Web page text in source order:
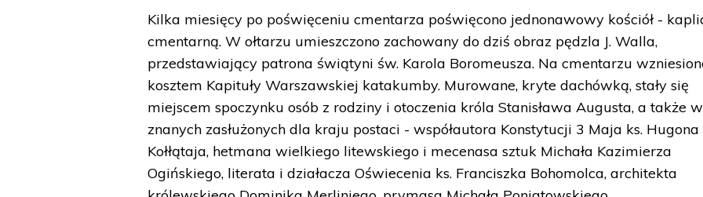
Kilka miesięcy po poświęceniu cmentarza poświęcono jednonawowy kościół -
cmentarną. W ołtarzu umieszczono zachowany do dziś obraz pędzla J. Walla,
przedstawiający patrona świątyni św. Karola Boromeusza. Na cmentarzu
kosztem Kapituły Warszawskiej katakumby. Murowane, kryte dachówką, stały się
miejscem spoczynku osób z rodziny i otoczenia króla Stanisława Augusta, a także
znanych zasłużonych dla kraju postaci - współautora Konstytucji 3 Maja ks. Hugona
Kołłątaja, hetmana wielkiego litewskiego i mecenasa sztuk Michała Kazimierza
Ogińskiego, literata i działacza Oświecenia ks. Franciszka Bohomolca, architekta